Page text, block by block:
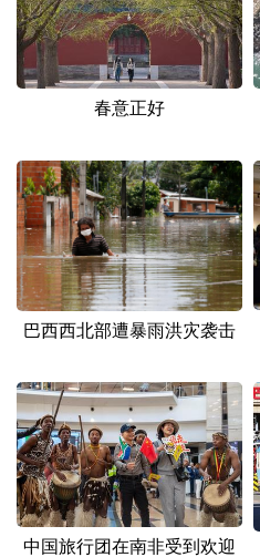
春意正好
巴西西北部遭暴雨洪灾袭击
中国旅行团在南非受到欢迎